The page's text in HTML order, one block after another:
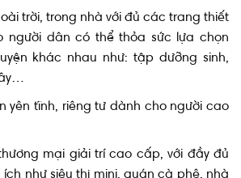
trời, trong nhà với đủ các trang thiết
người dân có thể thỏa sức lựa chọn
khác nhau như: tập dưỡng sinh,
yên tĩnh, riêng tư dành cho người cao
mại giải trí cao cấp, với đầy đủ
như siêu thị mini, quán cà phê, nhà